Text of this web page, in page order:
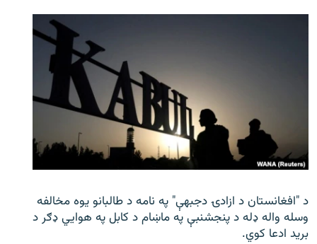
د "افغانستان د ازادۍ دجبهې" په نامه د طالبانو یوه مخالفه
وسله واله ډله د پنجشنبې په ماښام د کابل په هوايي ډګر د
برید ادعا کوي.